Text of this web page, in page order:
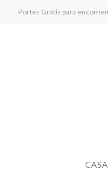
Portes Grátis para